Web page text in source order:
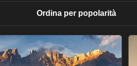
Ordina per popolarità